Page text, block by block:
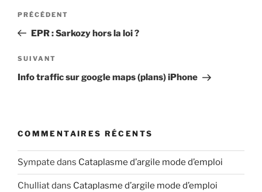
Navigation
l’article
Article
précédent
PRÉCÉDENT
EPR : Sarkozy hors la loi ?
Article
suivant
SUIVANT
Info traffic sur google maps (plans) iPhone
COMMENTAIRES RÉCENTS
Sympate dans Cataplasme d’argile mode d’emploi
Chulliatdans Cataplasme d’argile mode d’emploi